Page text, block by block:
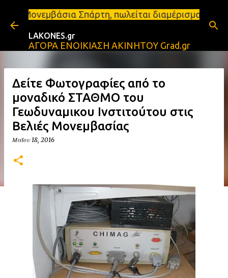
Μετάβαση στο κύριο περιεχόμενο
Σπάρτη, πωλείται
LAKONES.gr
ΑΓΟΡΑ ΕΝΟΙΚΙΑΣΗ ΑΚΙΝΗΤΟΥ Grad.gr
Δείτε Φωτογραφίες από το
μοναδικό ΣΤΑΘΜΟ του
Γεωδυναμικου Ινστιτούτου στις
Βελιές Μονεμβασίας
Μαΐου 18, 2016